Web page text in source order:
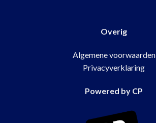
Overig
Algemene voorwaarden
Privacyverklaring
Powered by CP